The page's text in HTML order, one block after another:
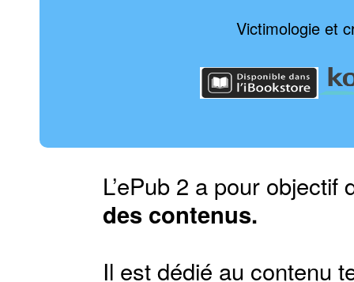
Victimologie et
L’ePub 2 a pour
des contenus.
Il est dédié au contenu